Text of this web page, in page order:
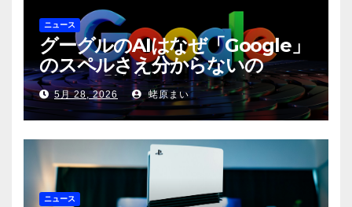
ニュース
グーグルのAIはなぜ「Google」
のスペルさえ分からないの
か？〜「検索」から「回答」への
転換と、その裏側に潜む滑稽な現
実〜
5月 28, 2026 蛯原まい
ニュース